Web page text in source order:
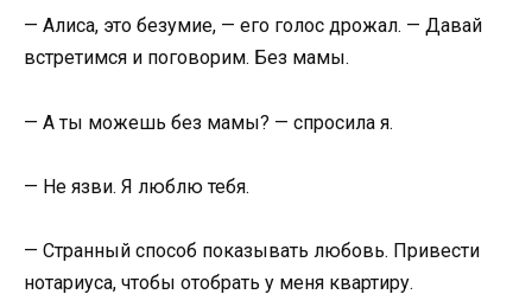
— Алиса, это безумие, — его голос дрожал. — Давай
встретимся и поговорим. Без мамы.
— А ты можешь без мамы? — спросила я.
— Не язви. Я люблю тебя.
— Странный способ показывать любовь. Привести
нотариуса, чтобы отобрать у меня квартиру.